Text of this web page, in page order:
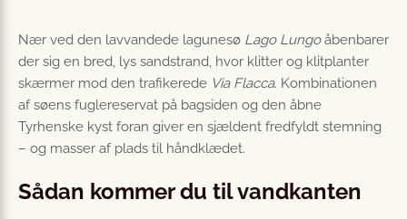
Nær ved den lavvandede lagunesø Lago Lungoåbenbarer
der sig en bred, lys sandstrand, hvor klitter og klitplanter
skærmer mod den trafikerede Via Flacca. Kombinationen
af søens fuglereservat på bagsiden og den åbne
Tyrhenske kyst foran giver en sjældent fredfyldt stemning
– og masser af plads til håndklædet.
Sådan kommer du til vandkanten